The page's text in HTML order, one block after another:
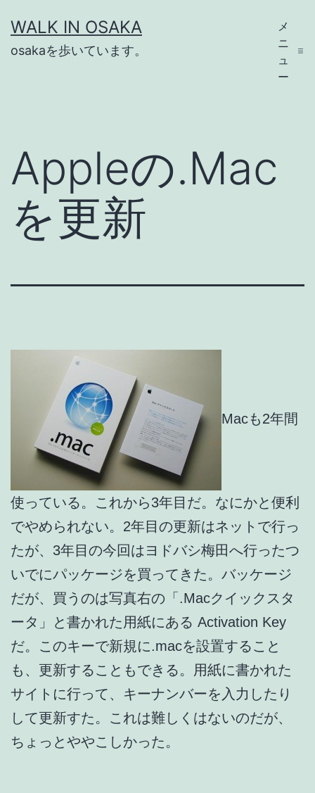
ン
テ
キ
WALK IN OSAKA
osakaを歩いています。
メ
ニ
ュ
ー
Appleの.Mac
を更新
Macも2年間
使っている。これから3年目だ。なにかと便利
でやめられない。2年目の更新はネットで行っ
たが、3年目の今回はヨドバシ梅田へ行ったつ
いでにパッケージを買ってきた。バッケージ
だが、買うのは写真右の「.Macクイックスタ
ータ」と書かれた用紙にある Activation Key
だ。このキーで新規に.macを設置すること
も、更新することもできる。用紙に書かれた
サイトに行って、キーナンバーを入力したり
して更新すた。これは難しくはないのだが、
ちょっとややこしかった。